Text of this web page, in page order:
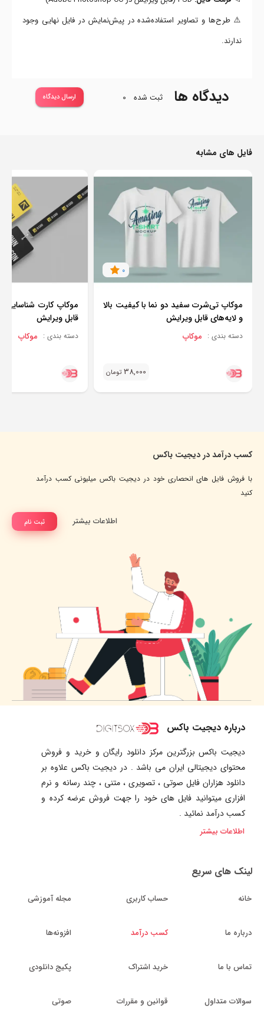
⚠️ طرح‌ها و تصاویر استفاده‌شده در پیش‌نمایش در فایل نهایی وجود
ندارند.
دیدگاه ها ثبت شده 0 ارسال دیدگاه
فایل های مشابه
0
موکاپ تی‌شرت سفید دو نما با کیفیت بالا
و لایه‌های قابل ویرایش
دسته بندی : موکاپ
38,000 تومان
موکاپ کارت شناسایی
قابل ویرایش
دسته بندی : موکاپ
کسب درآمد در دیجیت باکس
با فروش فایل های انحصاری خود در دیجیت باکس میلیونی کسب درآمد
کنید
ثبت نام اطلاعات بیشتر
درباره دیجیت باکس
دیجیت باکس بزرگترین مرکز دانلود رایگان و خرید و فروش
محتوای دیجیتالی ایران می باشد . در دیجیت باکس علاوه بر
دانلود هزاران فایل صوتی ، تصویری ، متنی ، چند رسانه و نرم
افزاری میتوانید فایل های خود را جهت فروش عرضه کرده و
کسب درآمد نمائید .
اطلاعات بیشتر
لینک های سریع
خانه
درباره ما
تماس با ما
سوالات متداول
حساب کاربری
کسب درآمد
خرید اشتراک
قوانین و مقررات
مجله آموزشی
افزونه‌ها
پکیج دانلودی
صوتی